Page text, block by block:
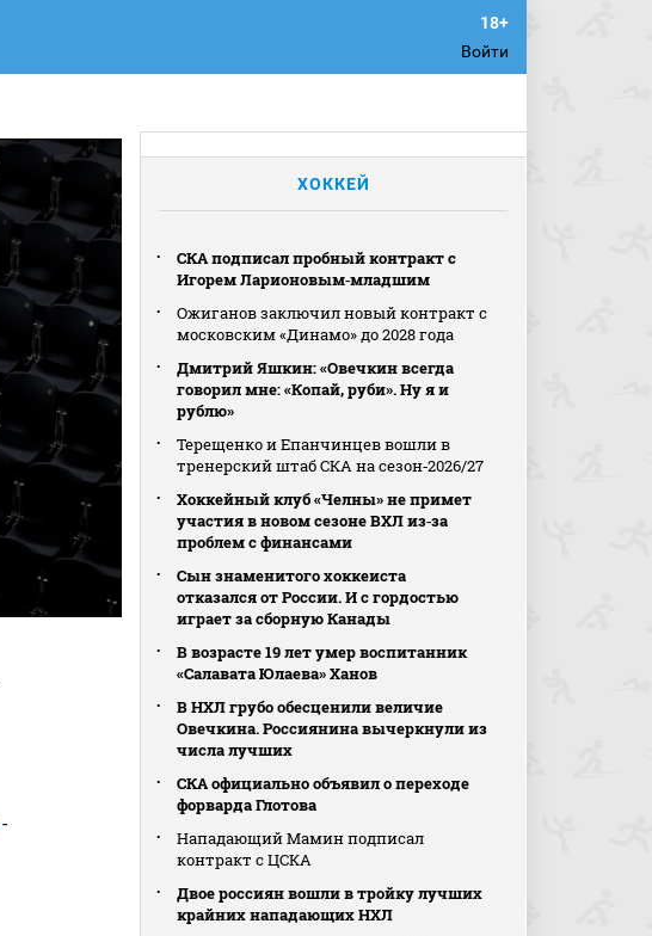
Войти
-
ХОККЕЙ
СКА подписал пробный контракт с
Игорем Ларионовым‑младшим
Ожиганов заключил новый контракт с
московским «Динамо» до 2028 года
Дмитрий Яшкин: «Овечкин всегда
говорил мне: «Копай, руби». Ну я и
рублю»
Терещенко и Епанчинцев вошли в
тренерский штаб СКА на сезон‑2026/27
Хоккейный клуб «Челны» не примет
участия в новом сезоне ВХЛ из‑за
проблем с финансами
Сын знаменитого хоккеиста
отказался от России. И с гордостью
играет за сборную Канады
В возрасте 19 лет умер воспитанник
«Салавата Юлаева» Ханов
В НХЛ грубо обесценили величие
Овечкина. Россиянина вычеркнули из
числа лучших
СКА официально объявил о переходе
форварда Глотова
Нападающий Мамин подписал
контракт с ЦСКА
Двое россиян вошли в тройку лучших
крайних нападающих НХЛ